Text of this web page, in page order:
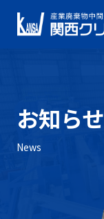
お知らせ
News